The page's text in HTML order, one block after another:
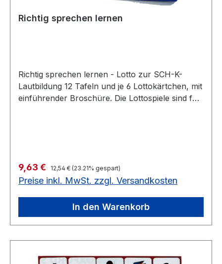
Richtig sprechen lernen
Richtig sprechen lernen - Lotto zur SCH-K-
Lautbildung 12 Tafeln und je 6 Lottokärtchen, mit
einführender Broschüre. Die Lottospiele sind für
Lautverbindungen geübt werden. Solange Vorrat
reicht noch 1 Stück auf LagerLotto zur SCH-K-
Verkaufspreis:
9,63 € Regulärer Preis:
12,54 € (23.21% gespart)
Preise inkl. MwSt. zzgl. Versandkosten
In den Warenkorb